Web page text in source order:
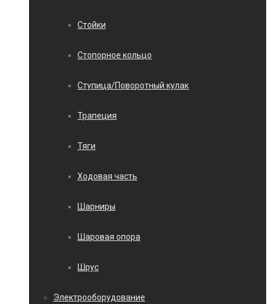
Стойки
Стопорное кольцо
Ступица/Поворотный кулак
Трапеция
Тяги
Ходовая часть
Шарниры
Шаровая опора
Шрус
Электрооборудование